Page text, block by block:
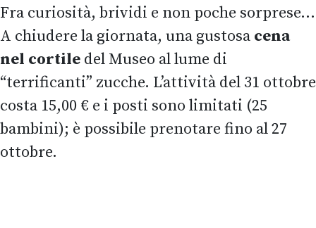
Fra curiosità, brividi e non poche sorprese…
A chiudere la giornata, una gustosa cena
nel cortile del Museo al lume di
“terrificanti” zucche. L’attività del 31 ottobre
costa 15,00 € e i posti sono limitati (25
bambini); è possibile prenotare fino al 27
ottobre.